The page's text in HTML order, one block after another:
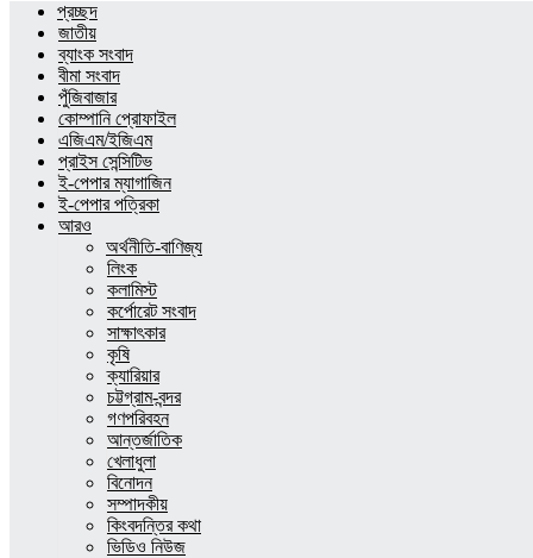
প্রচ্ছদ
জাতীয়
ব্যাংক সংবাদ
বীমা সংবাদ
পুঁজিবাজার
কোম্পানি প্রোফাইল
এজিএম/ইজিএম
প্রাইস সেন্সিটিভ
ই-পেপার ম্যাগাজিন
ই-পেপার পত্রিকা
আরও
অর্থনীতি-বাণিজ্য
লিংক
কলামিস্ট
কর্পোরেট সংবাদ
সাক্ষাৎকার
কৃষি
ক্যারিয়ার
চট্টগ্রাম-বন্দর
গণপরিবহন
আন্তর্জাতিক
খেলাধুলা
বিনোদন
সম্পাদকীয়
কিংবদন্তির কথা
ভিডিও নিউজ